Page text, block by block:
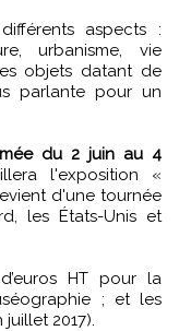
aspects :
urbanisme, vie
objets datant de
parlante pour un
du 2 juin au 4
l'exposition «
d'une tournée
les États-Unis et
HT pour la
; et les
2017).